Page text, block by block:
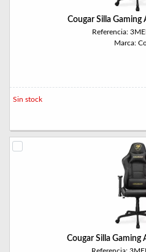
Cougar Silla Gaming
Referencia:
Marca:
Sin stock
Cougar Silla Gaming